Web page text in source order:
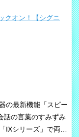
小AI補聴器」、
アが目指している
の音の中から、聞き
然な聞こえ方をで
のシリーズの重要
考え方 ビビアで
ンテリジェンス・オ
ます。 これは、AIが
脳が本来持っている
自然な処理を助ける
クオン！【シグニ
の最新機能「スピー
話の言葉のすみずみ
シリーズ」で両耳